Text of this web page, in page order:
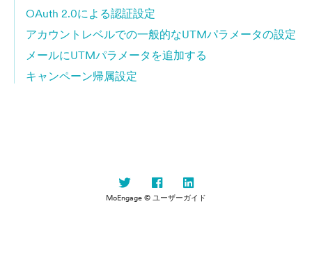
OAuth 2.0による認証設定
アカウントレベルでの一般的なUTMパラメータの設定
メールにUTMパラメータを追加する
キャンペーン帰属設定
MoEngage © ユーザーガイド